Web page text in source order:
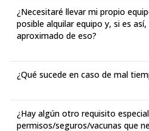
¿Necesitaré llevar mi propio
posible alquilar equipo y, si es
aproximado de eso?
¿Qué sucede en caso de mal
¿Hay algún otro requisito
permisos/seguros/vacunas que